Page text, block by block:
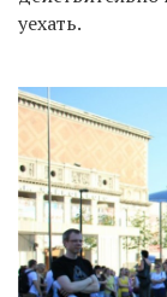
уехать.